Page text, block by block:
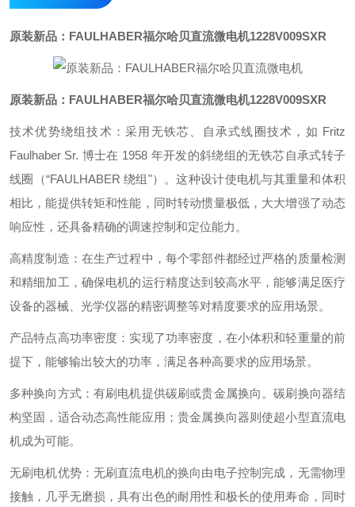
原装新品：FAULHABER福尔哈贝直流微电机1228V009SXR
原装新品：FAULHABER福尔哈贝直流微电机1228V009SXR
技术优势绕组技术：采用无铁芯、自承式线圈技术，如 Fritz
Faulhaber Sr. 博士在 1958 年开发的斜绕组的无铁芯自承式转子
线圈（“FAULHABER 绕组"）。这种设计使电机与其重量和体积
相比，能提供转矩和性能，同时转动惯量极低，大大增强了动态
响应性，还具备精确的调速控制和定位能力。
高精度制造：在生产过程中，每个零部件都经过严格的质量检测
和精细加工，确保电机的运行精度达到较高水平，能够满足医疗
设备的器械、光学仪器的精密调整等对精度要求的应用场景。
产品特点高功率密度：实现了功率密度，在小体积和轻重量的前
提下，能够输出较大的功率，满足各种高要求的应用场景。
多种换向方式：有刷电机提供碳刷或贵金属换向。碳刷换向器结
构坚固，适合动态高性能应用；贵金属换向器则使超小型直流电
机成为可能。
无刷电机优势：无刷直流电机的换向由电子控制完成，无需物理
接触，几乎无磨损，具有出色的耐用性和极长的使用寿命，同时